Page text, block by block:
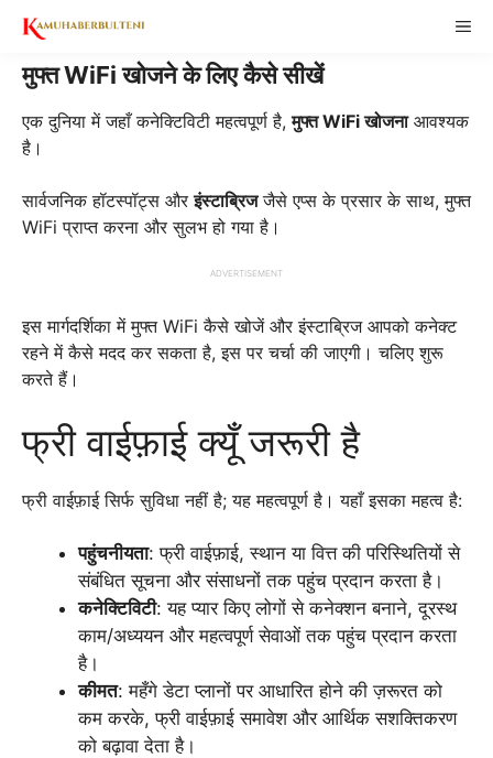
Skip
content
मुफ्त WiFi खोजने के लिए कैसे सीखें
एक दुनिया में जहाँ कनेक्टिविटी महत्वपूर्ण है,मुफ्त WiFi खोजनाआवश्यक
है।
सार्वजनिक हॉटस्पॉट्स औरइंस्टाब्रिजजैसे एप्स के प्रसार के साथ, मुफ्त
WiFi प्राप्त करना और सुलभ हो गया है।
ADVERTISEMENT
इस मार्गदर्शिका में मुफ्त WiFi कैसे खोजें और इंस्टाब्रिज आपको कनेक्ट
रहने में कैसे मदद कर सकता है, इस पर चर्चा की जाएगी। चलिए शुरू
करते हैं।
फ्री वाईफ़ाई क्यूँ जरूरी है
फ्री वाईफ़ाई सिर्फ सुविधा नहीं है; यह महत्वपूर्ण है। यहाँ इसका महत्व है:
पहुंचनीयता: फ्री वाईफ़ाई, स्थान या वित्त की परिस्थितियों से
संबंधित सूचना और संसाधनों तक पहुंच प्रदान करता है।
कनेक्टिविटी: यह प्यार किए लोगों से कनेक्शन बनाने, दूरस्थ
काम/अध्ययन और महत्वपूर्ण सेवाओं तक पहुंच प्रदान करता
है।
कीमत: महँगे डेटा प्लानों पर आधारित होने की ज़रूरत को
कम करके, फ्री वाईफ़ाई समावेश और आर्थिक सशक्तिकरण
को बढ़ावा देता है।